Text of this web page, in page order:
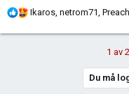
R
Ikaros, netrom71,
1 av 2
Du må